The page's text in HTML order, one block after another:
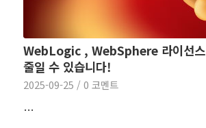
WebLogic , WebSphere 라이선스
줄일 수 있습니다!
2025-09-25 / 0 코멘트
…